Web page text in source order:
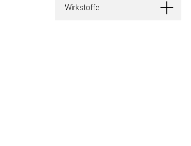
Wirkstoffe